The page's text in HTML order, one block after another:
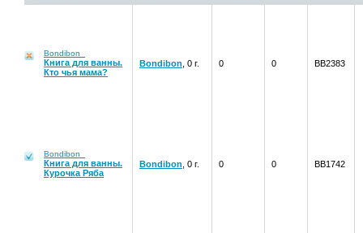
Bondibon
Книга для ванны.
Кто чья мама?
Bondibon , 0 г. 0 0 ВВ2383
Bondibon
Книга для ванны.
Курочка Ряба
Bondibon , 0 г. 0 0 ВВ1742